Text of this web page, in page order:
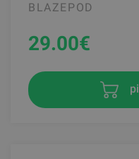
BLAZEPOD
29.00€